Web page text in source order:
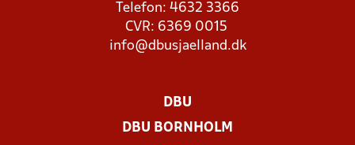
Telefon: 4632 3366
CVR: 6369 0015
info@dbusjaelland.dk
DBU
DBU BORNHOLM